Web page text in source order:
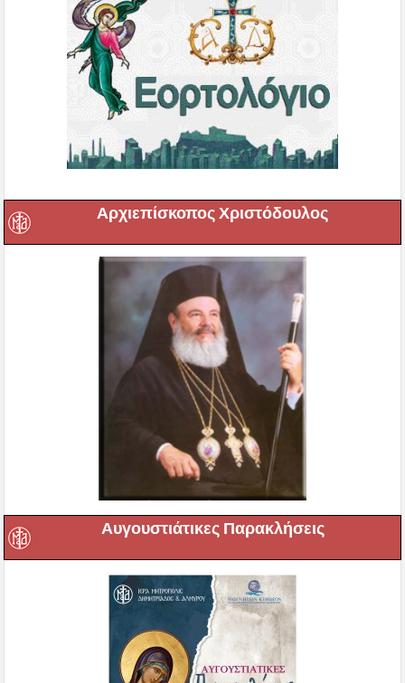
Αρχιεπίσκοπος Χριστόδουλος
Αυγουστιάτικες Παρακλήσεις